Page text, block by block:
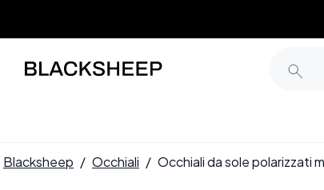
Blacksheep / Occhiali / Occhiali da sole polarizzati